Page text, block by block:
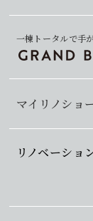
マイリノショ
一棟トータルで手
リノベーショ